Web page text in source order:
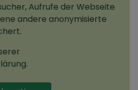
Aufrufe der Webseite
andere anonymisierte